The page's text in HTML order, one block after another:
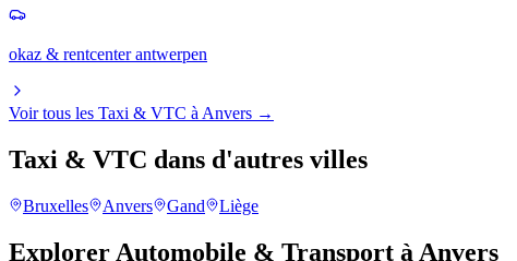
okaz & rentcenter antwerpen
Voir tous les Taxi & VTC à Anvers →
Taxi & VTC dans d'autres villes
Bruxelles Anvers Gand Liège
Explorer Automobile & Transport à Anvers